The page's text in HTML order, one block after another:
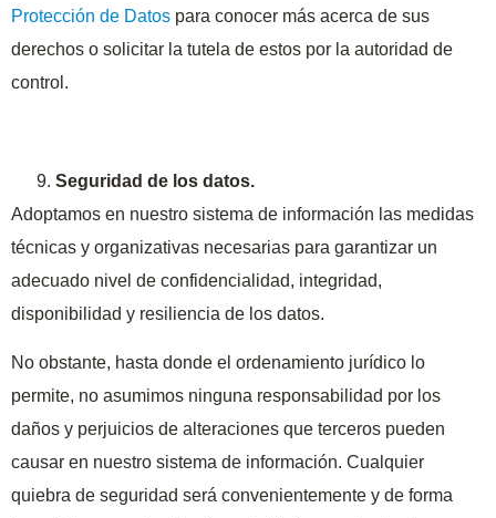
Protección de Datos para conocer más acerca de sus
derechos o solicitar la tutela de estos por la autoridad de
control.
Seguridad de los datos.
Adoptamos en nuestro sistema de información las medidas
técnicas y organizativas necesarias para garantizar un
adecuado nivel de confidencialidad, integridad,
disponibilidad y resiliencia de los datos.
No obstante, hasta donde el ordenamiento jurídico lo
permite, no asumimos ninguna responsabilidad por los
daños y perjuicios de alteraciones que terceros pueden
causar en nuestro sistema de información. Cualquier
quiebra de seguridad será convenientemente y de forma